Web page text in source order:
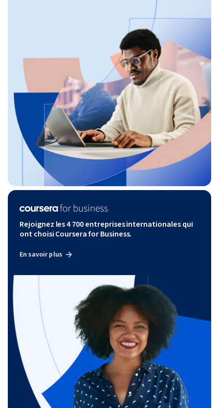
Rejoignez les 4 700 entreprises internationales qui
ont choisi Coursera for Business.
En savoir plus